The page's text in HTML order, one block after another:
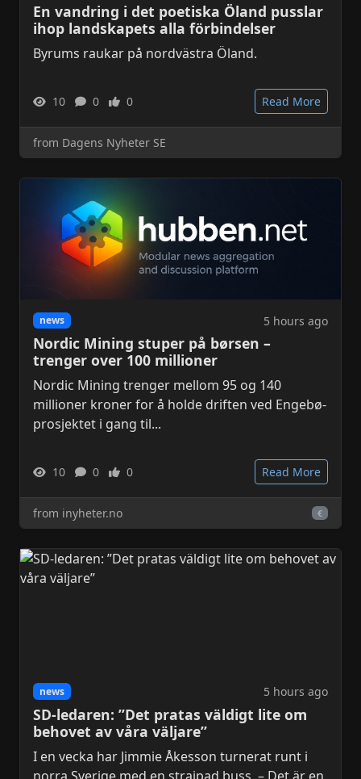
En vandring i det poetiska Öland pusslar
ihop landskapets alla förbindelser
Byrums raukar på nordvästra Öland.
10 0 0 Read More
from Dagens Nyheter SE
news 5 hours ago
Nordic Mining stuper på børsen –
trenger over 100 millioner
Nordic Mining trenger mellom 95 og 140
millioner kroner for å holde driften ved Engebø-
prosjektet i gang til...
10 0 0 Read More
from inyheter.no €
news 5 hours ago
SD-ledaren: ”Det pratas väldigt lite om
behovet av våra väljare”
I en vecka har Jimmie Åkesson turnerat runt i